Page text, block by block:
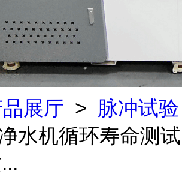
展厅 > 脉冲试验
水机循环寿命测试